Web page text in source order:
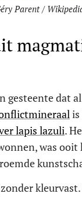
Parent /
dat
lapis lazuli.
was